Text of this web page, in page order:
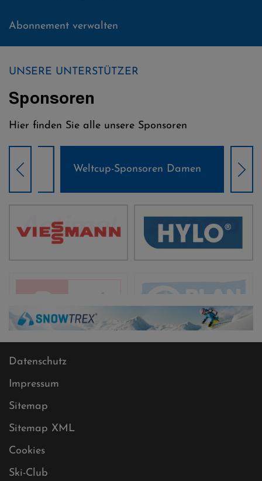
Abonnement verwalten
UNSERE UNTERSTÜTZER
Sponsoren
Hier finden Sie alle unsere Sponsoren
Weltcup-Sponsoren Damen